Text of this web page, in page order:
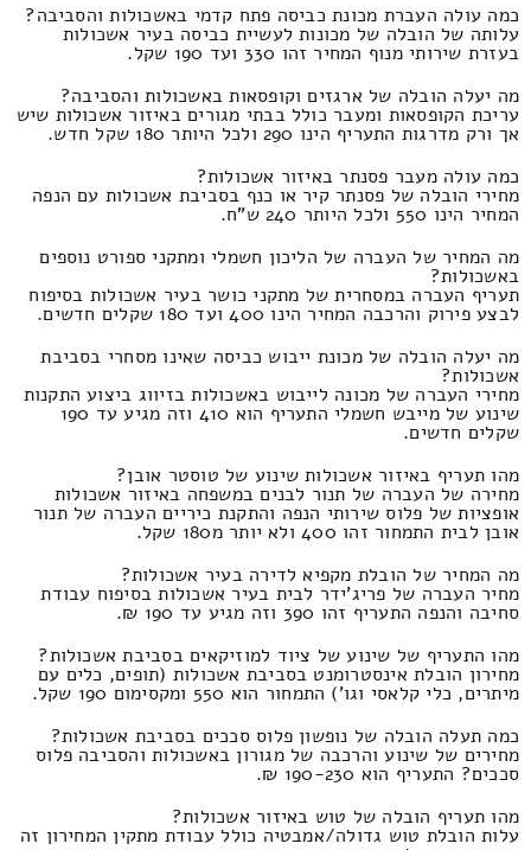
כמה עולה העברת מכונת כביסה פתח קדמי באשכולות והסביבה?
עלותה של הובלה של מכונות לעשיית כביסה בעיר אשכולות
בעזרת שירותי מנוף המחיר זהו 330 ועד 190 שקל.
מה יעלה הובלה של ארגזים וקופסאות באשכולות והסביבה?
עריכת הקופסאות ומעבר כולל בבתי מגורים באיזור אשכולות שיש
אך ורק מדרגות התעריף הינו 290 ולכל היותר 180 שקל חדש.
כמה עולה מעבר פסנתר באיזור אשכולות?
מחירי הובלה של פסנתר קיר או כנף בסביבת אשכולות עם הנפה
המחיר הינו 550 ולכל היותר 240 ש"ח.
מה המחיר של העברה של הליכון חשמלי ומתקני ספורט נוספים
באשכולות?
תעריף העברה במסחרית של מתקני כושר בעיר אשכולות בסיפוח
לבצע פירוק והרכבה המחיר הינו 400 ועד 180 שקלים חדשים.
מה יעלה הובלה של מכונת ייבוש כביסה שאינו מסחרי בסביבת
אשכולות?
מחירי העברה של מכונה לייבוש באשכולות בזיווג ביצוע התקנות
שינוע של מייבש חשמלי התעריף הוא 410 וזה מגיע עד 190
שקלים חדשים.
מהו תעריף באיזור אשכולות שינוע של טוסטר אובן?
מחירה של העברה של תנור לבנים במשפחה באיזור אשכולות
אופציות של פלוס שירותי הנפה והתקנת כיריים העברה של תנור
אובן לבית התמחור זהו 400 ולא יותר מ180 שקל.
מה המחיר של הובלת מקפיא לדירה בעיר אשכולות?
מחיר העברה של פריג'ידר לבית בעיר אשכולות בסיפוח עבודת
סחיבה והנפה התעריף זהו 390 וזה מגיע עד 190 ₪.
מהו התעריף של שינוע של ציוד למוזיקאים בסביבת אשכולות?
מחירון הובלת אינסטרומנט בסביבת אשכולות (תופים, כלים עם
מיתרים, כלי קלאסי וגו') התמחור הוא 550 ומקסימום 190 שקל.
כמה תעלה הובלה של נופשון פלוס סככים בסביבת אשכולות?
מחירים של שינוע והרכבה של מגורון באשכולות והסביבה פלוס
סככים? התעריף הוא 190-230 ₪.
מהו תעריף הובלה של טוש באיזור אשכולות?
עלות הובלת טוש גדולה/אמבטיה כולל עבודת מתקין המחירון זה